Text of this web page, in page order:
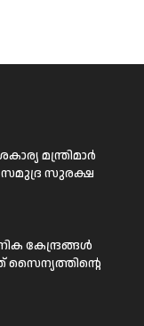
മന്ത്രിമാർ
സമുദ്ര സുരക്ഷ
കേന്ദ്രങ്ങൾ